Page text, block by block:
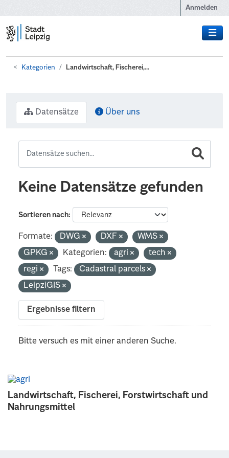
Anmelden
Kategorien Landwirtschaft, Fischerei,...
Landwirtschaft, Fischerei, Forstwirtschaft und
Nahrungsmittel
Datensätze Über uns
Keine Datensätze gefunden
Sortieren nach
Formate: DWG DXF
WMS
GPKG
Kategorien: agri
tech
regi
Tags:
Cadastral parcels
LeipziGIS
Ergebnisse filtern
Bitte versuch es mit einer anderen Suche.